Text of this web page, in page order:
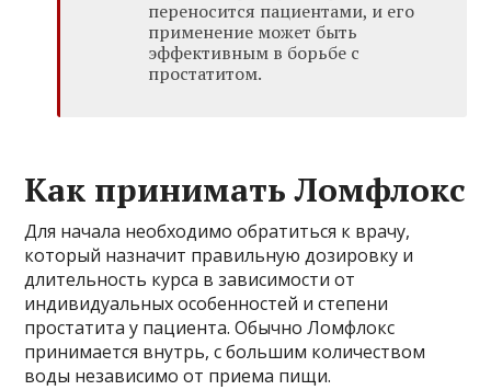
переносится пациентами, и его
применение может быть
эффективным в борьбе с
простатитом.
Как принимать Ломфлокс
Для начала необходимо обратиться к врачу,
который назначит правильную дозировку и
длительность курса в зависимости от
индивидуальных особенностей и степени
простатита у пациента. Обычно Ломфлокс
принимается внутрь, с большим количеством
воды независимо от приема пищи.